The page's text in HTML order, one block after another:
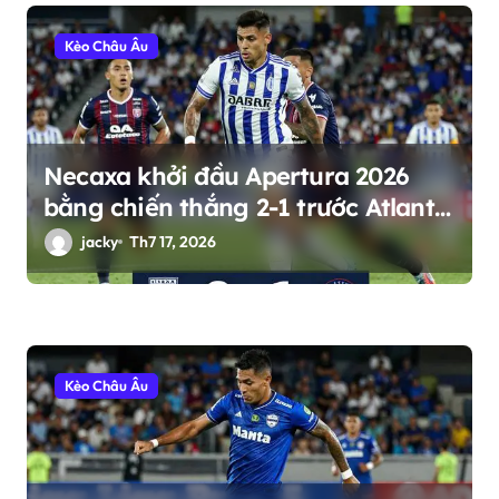
Kèo Châu Âu
Necaxa khởi đầu Apertura 2026
bằng chiến thắng 2-1 trước Atlante
FC jacky Th7 17, 2026
Kèo Châu Âu